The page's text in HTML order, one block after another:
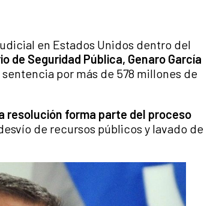
en Estados Unidos dentro del
de Seguridad Pública, Genaro García
por más de 578 millones de
resolución forma parte del proceso
de recursos públicos y lavado de